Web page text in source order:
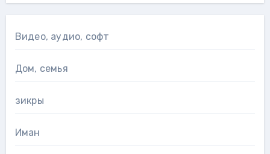
Видео, аудио, софт
Дом, семья
зикры
Иман